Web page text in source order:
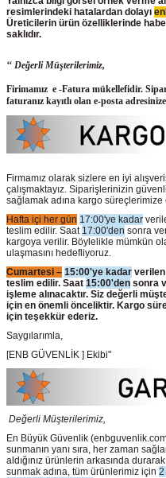
resimlerindeki hatalardan dolayı
Üreticilerin ürün özelliklerinde
saklıdır.
‘‘ Değerli Müşterilerimiz,
Firimamız e -Fatura mükellefidir.
faturanız kayıtlı olan e-posta
Firmamız olarak sizlere en iyi
çalışmaktayız. Siparişlerinizin
sağlamak adına kargo süreçlerimize
Hafta içi her gün 17:00'ye kadar
teslim edilir. Saat 17:00'den sonra
kargoya verilir. Böylelikle mümkün
ulaşmasını hedefliyoruz.
Cumartesi – 15:00'ye kadar
teslim edilir. Saat 15:00'den sonra
işleme alınacaktır. Siz değerli
için en önemli önceliktir. Kargo
için teşekkür ederiz.
Saygılarımla,
[ENB GÜVENLİK ] Ekibi"
Değerli Müşterilerimiz,
En Büyük Güvenlik
sunmanın yanı sıra, her zaman
aldığınız ürünlerin arkasında
sunmak adına, tüm ürünlerimiz için 2